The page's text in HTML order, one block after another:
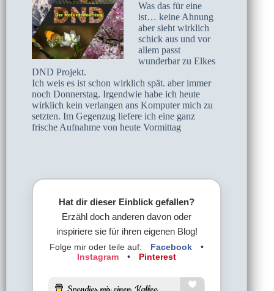
Was das für eine
ist… keine Ahnung
aber sieht wirklich
schick aus und vor
allem passt
wunderbar zu Elkes
DND Projekt.
Ich weis es ist schon wirklich spät. aber immer
noch Donnerstag. Irgendwie habe ich heute
wirklich kein verlangen ans Komputer mich zu
setzten. Im Gegenzug liefere ich eine ganz
frische Aufnahme von heute Vormittag
Hat dir dieser Einblick gefallen?
Erzähl doch anderen davon oder
inspiriere sie für ihren eigenen Blog!
Folge mir oder teile auf: Facebook
•
Instagram
• Pinterest